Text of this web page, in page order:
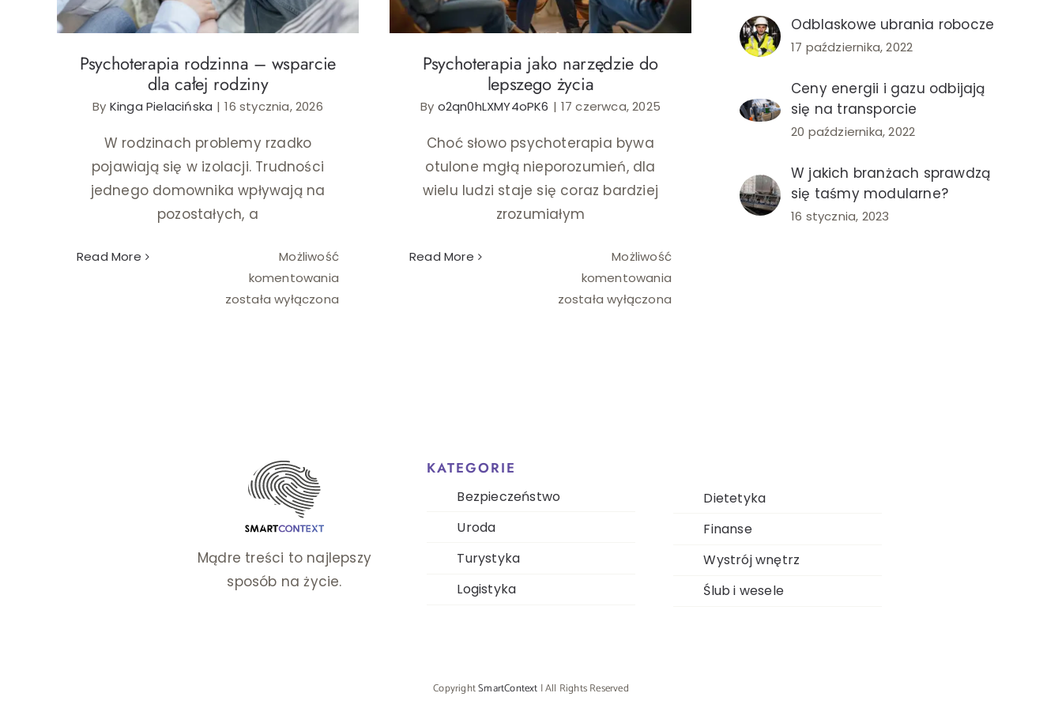
Psychoterapia rodzinna – wsparcie
dla całej rodziny
By Kinga Pielacińska | 16 stycznia, 2026
W rodzinach problemy rzadko
pojawiają się w izolacji. Trudności
jednego domownika wpływają na
pozostałych, a
Read More
Możliwość
komentowania
została wyłączona
Psychoterapia jako narzędzie do
lepszego życia
By o2qn0hLXMY4oPK6 | 17 czerwca, 2025
Choć słowo psychoterapia bywa
otulone mgłą nieporozumień, dla
wielu ludzi staje się coraz bardziej
zrozumiałym
Read More
Możliwość
komentowania
została wyłączona
Odblaskowe ubrania robocze
17 października, 2022
Ceny energii i gazu odbijają
się na transporcie
20 października, 2022
W jakich branżach sprawdzą
się taśmy modularne?
16 stycznia, 2023
Mądre treści to najlepszy
sposób na życie.
KATEGORIE
Bezpieczeństwo
Uroda
Turystyka
Logistyka
Dietetyka
Finanse
Wystrój wnętrz
Ślub i wesele
CopyrightSmartContext | All Rights Reserved